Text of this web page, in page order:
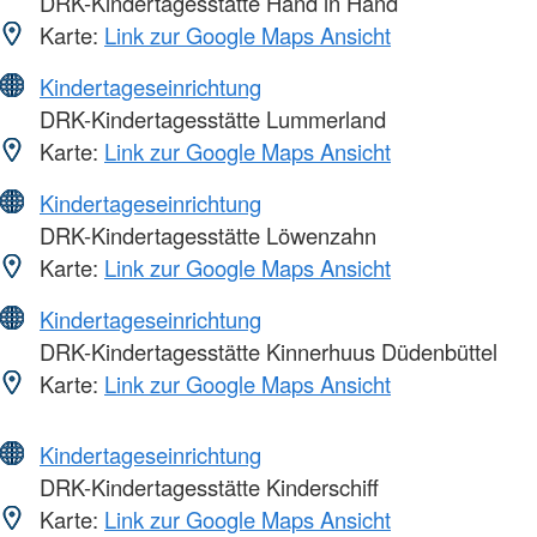
Karte: Link zur Google Maps Ansicht
Kindertageseinrichtung
DRK-Kindertagesstätte Lummerland
Karte: Link zur Google Maps Ansicht
Kindertageseinrichtung
DRK-Kindertagesstätte Löwenzahn
Karte: Link zur Google Maps Ansicht
Kindertageseinrichtung
DRK-Kindertagesstätte Kinnerhuus Düdenbüttel
Karte: Link zur Google Maps Ansicht
Kindertageseinrichtung
DRK-Kindertagesstätte Kinderschiff
Karte: Link zur Google Maps Ansicht